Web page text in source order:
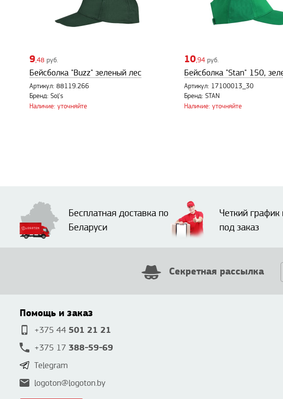
9,48 руб.
Бейсболка "Buzz" зеленый лес
Артикул: 88119.266
Бренд: Sol's
Наличие: уточняйте
10,94 руб.
Бейсболка "Stan" 150,
Артикул: 17100013_30
Бренд: STAN
Наличие: уточняйте
Бесплатная доставка по
Беларуси
Четкий график
под заказ
Секретная рассылка
Помощь и заказ
+375 44 501 21 21
+375 17 388-59-69
Telegram
logoton@logoton.by